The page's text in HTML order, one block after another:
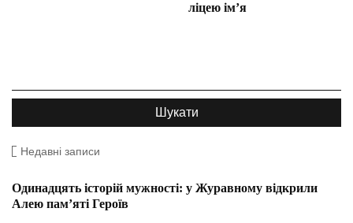
ліцею ім’я
Недавні записи
Одинадцять історій мужності: у Журавному відкрили
Алею пам’яті Героїв